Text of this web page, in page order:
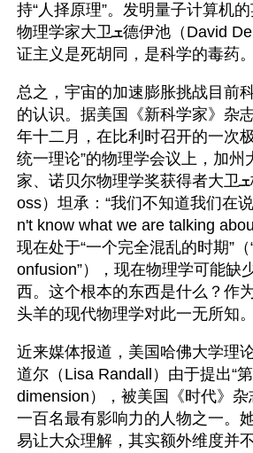
持“人择原理”。发明量子计算机
物理学家大卫ܫ德伊池（David Deutsch）认为，实
证主义是死胡同，是科学的毒药。
总之，宇宙的加速膨胀挑战目前
的认识。据美国《新科学家》杂
年十二月，在比利时召开的一次
统一理论”的物理学会议上，加州
家、诺贝尔物理学奖获得者大卫ܫ格罗斯（David Gr
oss）坦承：“我们不知道我们在
n't know what we are talking
现在处于“一个完全混乱的时期”
onfusion”），现在物理学可能缺
西。这个根本的东西是什么？作
头羊的现代物理学对此一无所知。
近来媒体报道，美国哈佛大学理
道尔（Lisa Randall）由于提出“
dimension），被美国《时代》
一百名最有影响力的人物之一。
易让大众理解，其实额外维度并